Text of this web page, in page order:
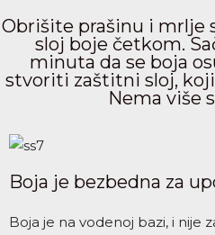
Obrišite prašinu i mrlje
sloj boje četkom.
minuta da se boja
stvoriti zaštitni sloj,
Nema više
Boja je bezbedna za
Boja je na vodenoj bazi, i nije